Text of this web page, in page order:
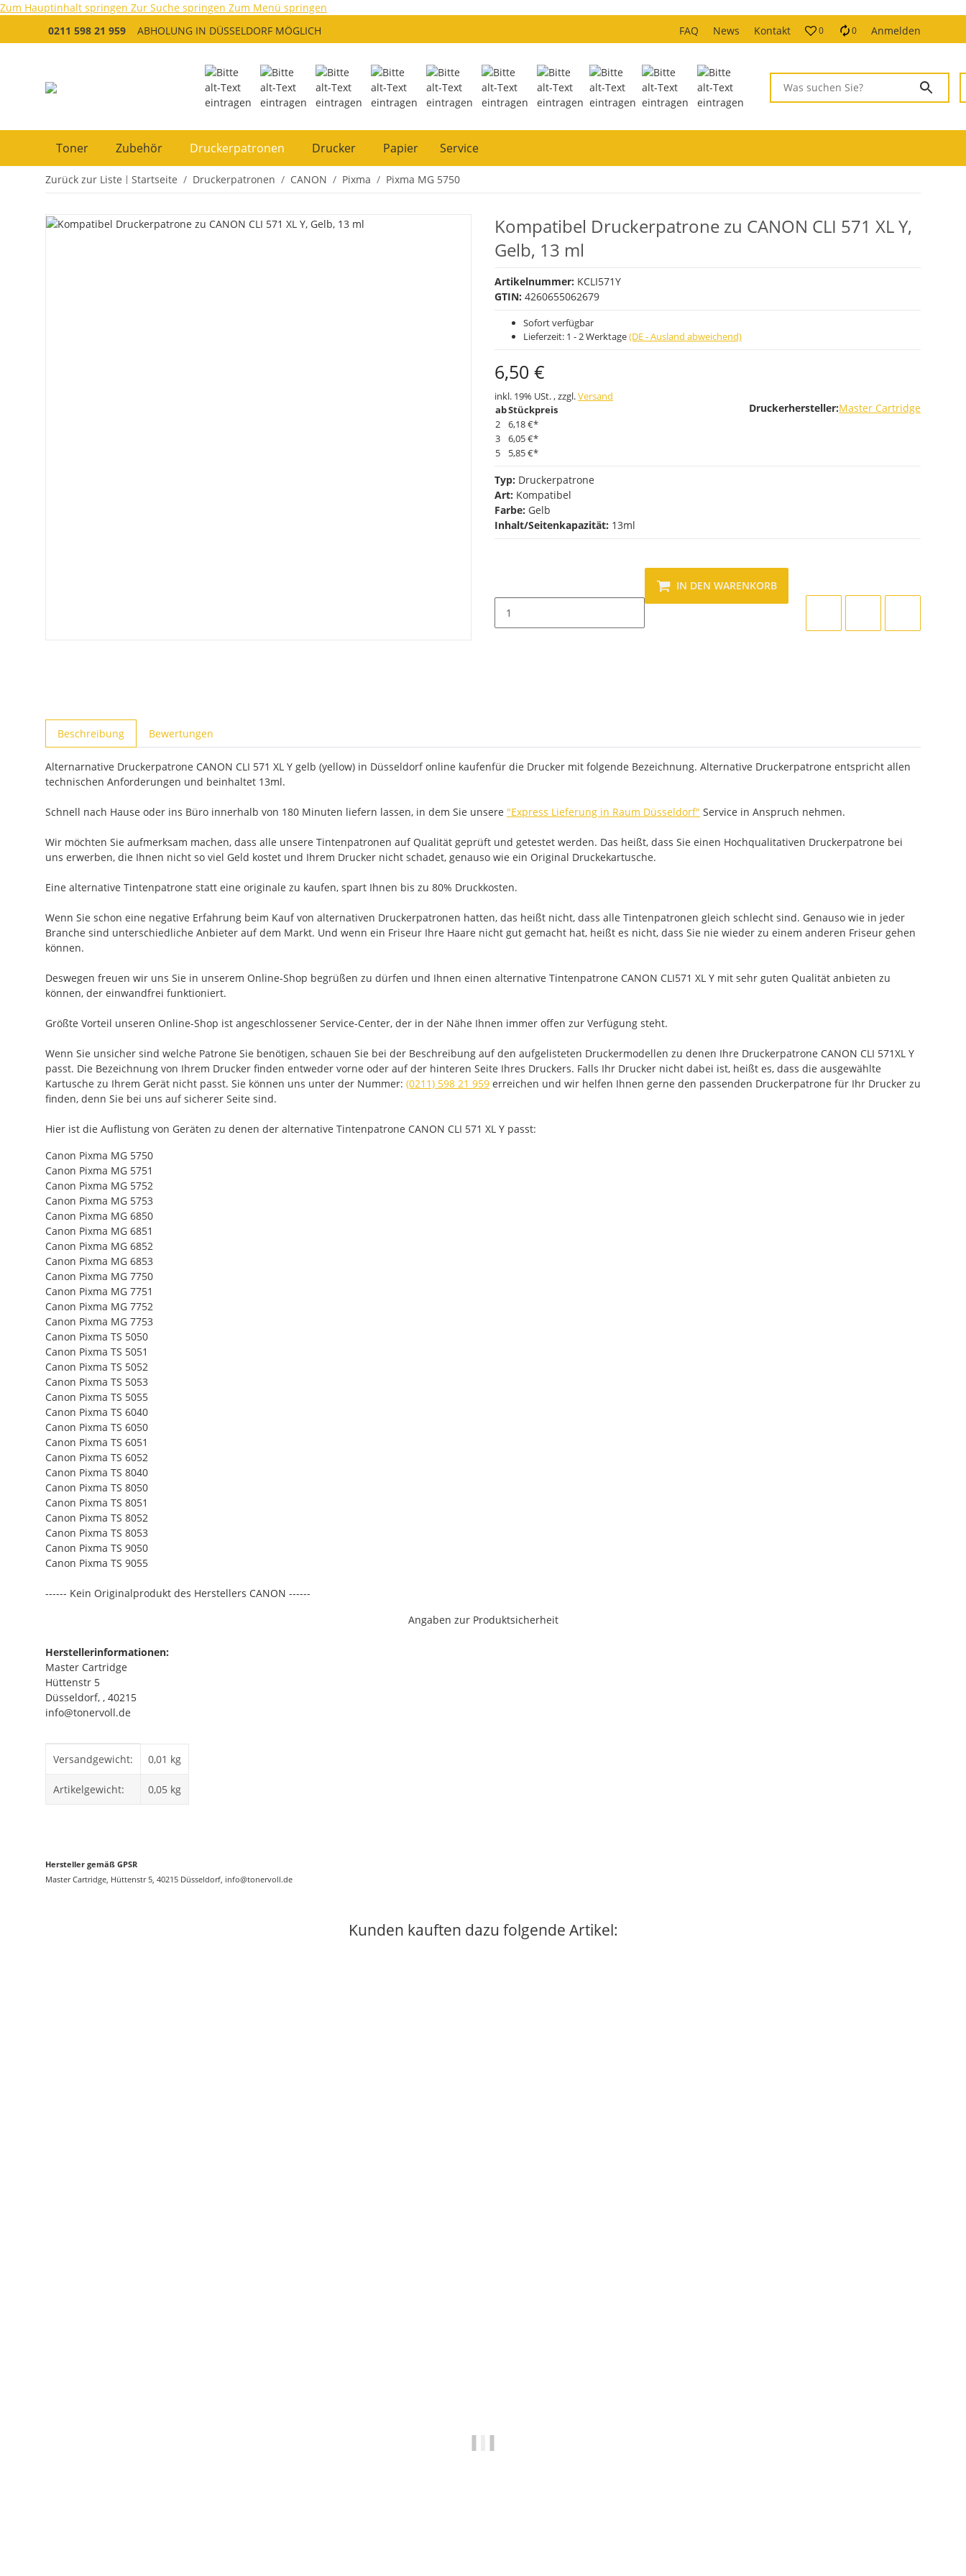
Zum Hauptinhalt springen Zur Suche springen Zum Menü springen
0211 598 21 959
ABHOLUNG IN DÜSSELDORF MÖGLICH FAQ News Kontakt 0 0 Anmelden
Toner Zubehör Druckerpatronen Drucker Papier Service
Zurück zur Liste Startseite Druckerpatronen CANON Pixma Pixma MG 5750
Kompatibel Druckerpatrone zu CANON CLI 571 XL Y,
Gelb, 13 ml
Artikelnummer: KCLI571Y
GTIN: 4260655062679
Sofort verfügbar
Lieferzeit: 1 - 2 Werktage(DE - Ausland abweichend)
6,50 €
inkl. 19% USt. , zzgl.Versand
abStückpreis
2
6,18 €*
3
6,05 €*
5
5,85 €*
Druckerhersteller:Master Cartridge
Typ: Druckerpatrone
Art: Kompatibel
Farbe: Gelb
Inhalt/Seitenkapazität: 13ml
IN DEN WARENKORB
weitere Registerkarten anzeigen
Beschreibung Bewertungen
Alternarnative Druckerpatrone CANON CLI 571 XL Y gelb (yellow) in Düsseldorf online kaufenfür die Drucker mit folgende Bezeichnung. Alternative Druckerpatrone entspricht allen
technischen Anforderungen und beinhaltet 13ml.
Schnell nach Hause oder ins Büro innerhalb von 180 Minuten liefern lassen, in dem Sie unsere "Express Lieferung in Raum Düsseldorf" Service in Anspruch nehmen.
Wir möchten Sie aufmerksam machen, dass alle unsere Tintenpatronen auf Qualität geprüft und getestet werden. Das heißt, dass Sie einen Hochqualitativen Druckerpatrone bei
uns erwerben, die Ihnen nicht so viel Geld kostet und Ihrem Drucker nicht schadet, genauso wie ein Original Druckekartusche.
Eine alternative Tintenpatrone statt eine originale zu kaufen, spart Ihnen bis zu 80% Druckkosten.
Wenn Sie schon eine negative Erfahrung beim Kauf von alternativen Druckerpatronen hatten, das heißt nicht, dass alle Tintenpatronen gleich schlecht sind. Genauso wie in jeder
Branche sind unterschiedliche Anbieter auf dem Markt. Und wenn ein Friseur Ihre Haare nicht gut gemacht hat, heißt es nicht, dass Sie nie wieder zu einem anderen Friseur gehen
können.
Deswegen freuen wir uns Sie in unserem Online-Shop begrüßen zu dürfen und Ihnen einen alternative Tintenpatrone CANON CLI571 XL Y mit sehr guten Qualität anbieten zu
können, der einwandfrei funktioniert.
Größte Vorteil unseren Online-Shop ist angeschlossener Service-Center, der in der Nähe Ihnen immer offen zur Verfügung steht.
Wenn Sie unsicher sind welche Patrone Sie benötigen, schauen Sie bei der Beschreibung auf den aufgelisteten Druckermodellen zu denen Ihre Druckerpatrone CANON CLI 571XL Y
passt. Die Bezeichnung von Ihrem Drucker finden entweder vorne oder auf der hinteren Seite Ihres Druckers. Falls Ihr Drucker nicht dabei ist, heißt es, dass die ausgewählte
Kartusche zu Ihrem Gerät nicht passt. Sie können uns unter der Nummer: (0211) 598 21 959 erreichen und wir helfen Ihnen gerne den passenden Druckerpatrone für Ihr Drucker zu
finden, denn Sie bei uns auf sicherer Seite sind.
Hier ist die Auflistung von Geräten zu denen der alternative Tintenpatrone CANON CLI 571 XL Y passt:
Canon Pixma MG 5750
Canon Pixma MG 5751
Canon Pixma MG 5752
Canon Pixma MG 5753
Canon Pixma MG 6850
Canon Pixma MG 6851
Canon Pixma MG 6852
Canon Pixma MG 6853
Canon Pixma MG 7750
Canon Pixma MG 7751
Canon Pixma MG 7752
Canon Pixma MG 7753
Canon Pixma TS 5050
Canon Pixma TS 5051
Canon Pixma TS 5052
Canon Pixma TS 5053
Canon Pixma TS 5055
Canon Pixma TS 6040
Canon Pixma TS 6050
Canon Pixma TS 6051
Canon Pixma TS 6052
Canon Pixma TS 8040
Canon Pixma TS 8050
Canon Pixma TS 8051
Canon Pixma TS 8052
Canon Pixma TS 8053
Canon Pixma TS 9050
Canon Pixma TS 9055
------ Kein Originalprodukt des Herstellers CANON ------
Angaben zur Produktsicherheit
Herstellerinformationen:
Master Cartridge
Hüttenstr 5
Düsseldorf, , 40215
info@tonervoll.de
Versandgewicht: 0,01 kg
Artikelgewicht: 0,05 kg
Hersteller gemäß GPSR
Master Cartridge, Hüttenstr 5, 40215 Düsseldorf, info@tonervoll.de
Kunden kauften dazu folgende Artikel: